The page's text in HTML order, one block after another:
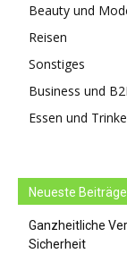
Beauty und
Reisen
Sonstiges
Business und
Essen und
Neueste Beiträge
Ganzheitliche
Sicherheit